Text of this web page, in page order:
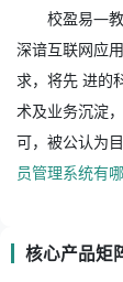
校盈易—
深谙互联网应
求，将先 进的
术及业务沉淀
可，被公认为
员管理系统有
核心产品矩